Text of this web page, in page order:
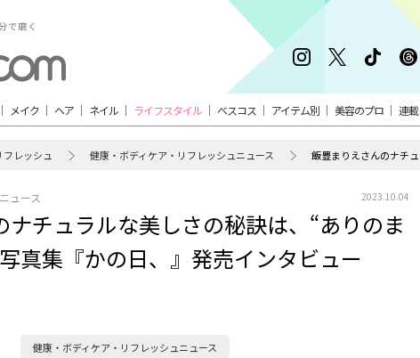
メイク ヘア ネイル ライフスタイル ベスコス アイテム別 美容のプロ 連載
レッシュ 健康・ボディケア・リフレッシュニュース
ュース 2023.10.04
チュラルな美しさの秘訣は、“ありのま
真集『かの日、』発売インタビュー
健康・ボディケア・リフレッシュニュース